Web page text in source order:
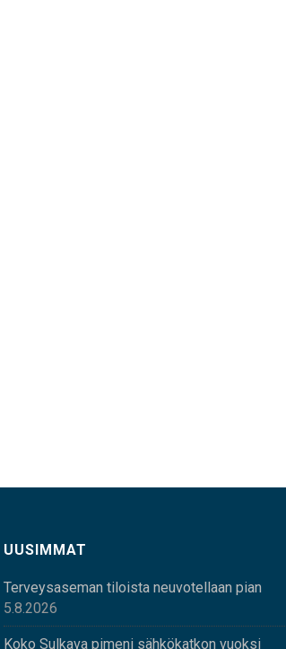
UUSIMMAT
Terveysaseman tiloista neuvotellaan pian
5.8.2026
Koko Sulkava pimeni sähkökatkon vuoksi